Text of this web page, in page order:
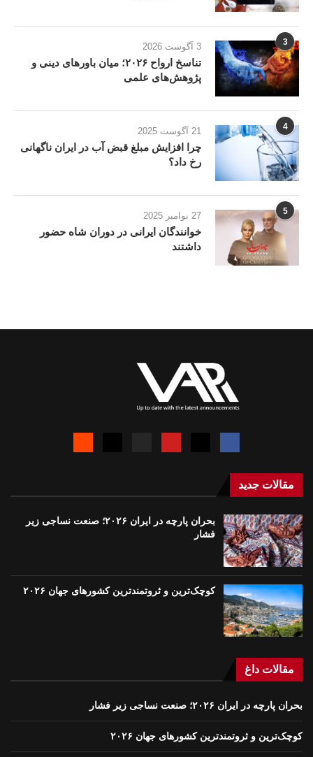
3 3 آگوست 2026
تناسخ ارواح ۲۰۲۶؛ میان باورهای دینی و
پژوهش‌های علمی
4 21 آگوست 2025
چرا افزایش مبلغ قبض آب در ایران ناگهانی
رخ داد؟
5 27 نوامبر 2025
خوانندگان ایرانی در دوران شاه حضور
داشتند
مقالات جدید
بحران پارچه در ایران ۲۰۲۶؛ صنعت نساجی زیر
فشار
کوچک‌ترین و ثروتمندترین کشورهای جهان ۲۰۲۶
مقالات داغ
بحران پارچه در ایران ۲۰۲۶؛ صنعت نساجی زیر فشار
کوچک‌ترین و ثروتمندترین کشورهای جهان ۲۰۲۶